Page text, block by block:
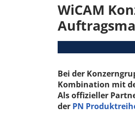
WiCAM
Bei der
Kombination mit
Als offizieller
der PN